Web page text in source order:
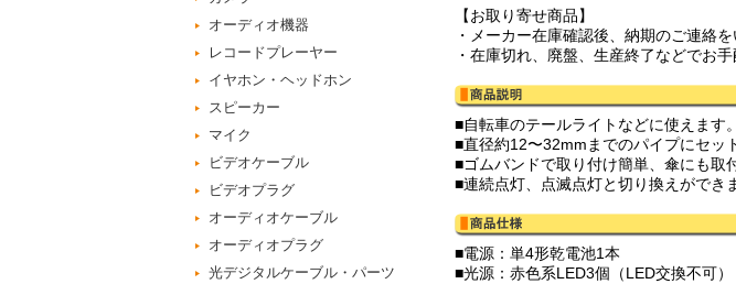
オーディオ機器
レコードプレーヤー
イヤホン・ヘッドホン
スピーカー
マイク
ビデオケーブル
ビデオプラグ
オーディオケーブル
オーディオプラグ
光デジタルケーブル・パーツ
【お取り寄せ商品】
・メーカー在庫確認後、納期のご連絡を
・在庫切れ、廃盤、生産終了などでお
■自転車のテールライトなどに使えます。
■直径約12〜32mmまでのパイプにセッ
■ゴムバンドで取り付け簡単、傘にも取
■連続点灯、点滅点灯と切り換えができ
■電源：単4形乾電池1本
■光源：赤色系LED3個（LED交換不可）